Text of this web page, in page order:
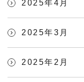
2025年4月
2025年3月
2025年2月